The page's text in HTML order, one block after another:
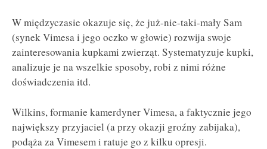
W międzyczasie okazuje się, że już-nie-taki-mały Sam
(synek Vimesa i jego oczko w głowie) rozwija swoje
zainteresowania kupkami zwierząt. Systematyzuje kupki,
analizuje je na wszelkie sposoby, robi z nimi różne
doświadczenia itd.
Wilkins, formanie kamerdyner Vimesa, a faktycznie jego
największy przyjaciel (a przy okazji groźny zabijaka),
podąża za Vimesem i ratuje go z kilku opresji.